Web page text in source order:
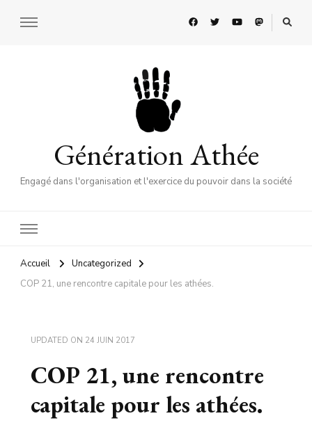
Génération Athée
Engagé dans l'organisation et l'exercice du pouvoir dans la société
Accueil
Uncategorized
COP 21, une rencontre capitale pour les athées.
UPDATED ON 24 JUIN 2017
COP 21, une rencontre
capitale pour les athées.